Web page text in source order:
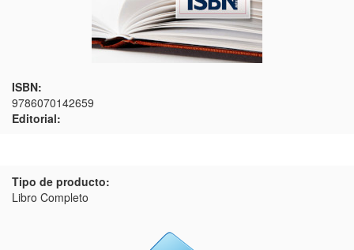
ISBN:
9786070142659
Editorial:
Tipo de producto:
Libro Completo